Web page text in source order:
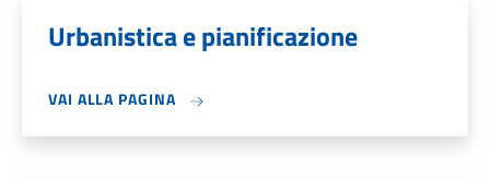
Urbanistica e pianificazione
VAI ALLA PAGINA